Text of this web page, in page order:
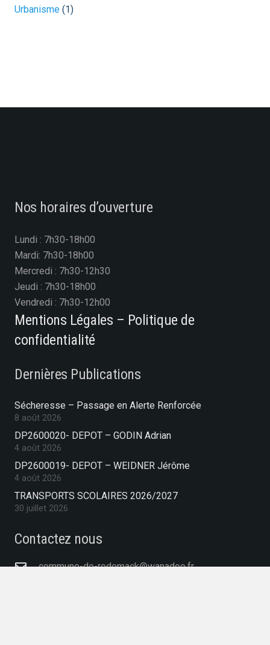
Urbanisme (1)
Nos horaires d’ouverture
Lundi : 7h30-18h00
Mardi: 7h30-18h00
Mercredi : 7h30-12h30
Jeudi : 7h30-18h00
Vendredi : 7h30-12h00
Mentions Légales – Politique de
confidentialité
Dernières Publications
Sécheresse – Passage en Alerte Renforcée
8 août 2026
DP2600020- DEPOT – GODIN Adrian
4 août 2026
DP2600019- DEPOT – WEIDNER Jérôme
4 août 2026
TRANSPORTS SCOLAIRES 2026/2027
30 juillet 2026
Contactez nous
commune-de-rodemack@wanadoo.fr